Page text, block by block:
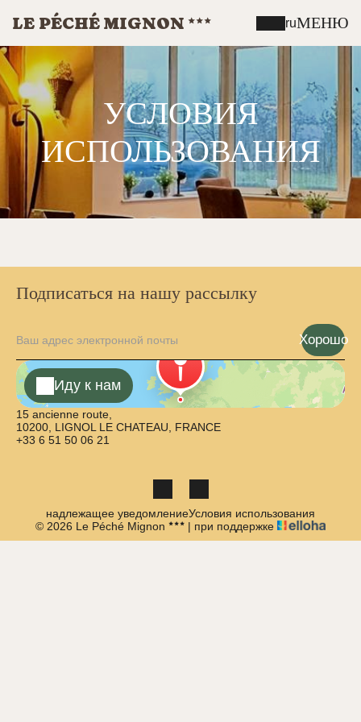
LE PÉCHÉ MIGNON ruМЕНЮ
УСЛОВИЯ
ИСПОЛЬЗОВАНИЯ
Подписаться на нашу рассылку
Хорошо
Иду к нам
15 ancienne route,
10200, LIGNOL LE CHATEAU, FRANCE
+33 6 51 50 06 21
надлежащее уведомлениеУсловия использования
© 2026 Le Péché Mignon
| при поддержке